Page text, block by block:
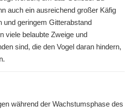
auch ein ausreichend großer Käfig
und geringem Gitterabstand
viele belaubte Zweige und
sind, die den Vogel daran hindern,
während der Wachstumsphase des